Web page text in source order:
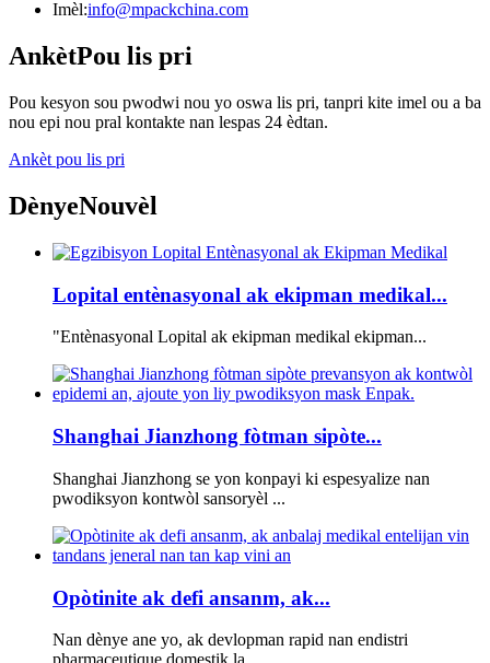
Imèl:info@mpackchina.com
AnkètPou lis pri
Pou kesyon sou pwodwi nou yo oswa lis pri, tanpri kite imel ou a ba
nou epi nou pral kontakte nan lespas 24 èdtan.
Ankèt pou lis pri
DènyeNouvèl
Lopital entènasyonal ak ekipman medikal...
"Entènasyonal Lopital ak ekipman medikal ekipman...
Shanghai Jianzhong fòtman sipòte...
Shanghai Jianzhong se yon konpayi ki espesyalize nan
pwodiksyon kontwòl sansoryèl ...
Opòtinite ak defi ansanm, ak...
Nan dènye ane yo, ak devlopman rapid nan endistri